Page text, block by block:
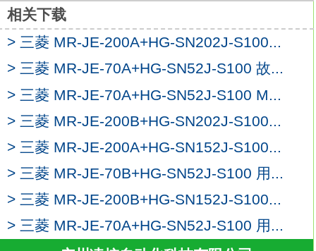
设备HF-SN302J-S100
100个现场，就存在100个不同的驱动控
制。
为尽可能满足多样化、细致的现场需求，
MR-J4产品线配置中，提供丰富的伺服放大
可满足不同客户的不同需求。三菱电机通用
交流伺服放大器MELSERVO-J3系列三菱
HF-SN302J-S100。
接口类型：SSCNETⅢ光纤通讯型。
电源规格：三相AC200V。
通过采用运动控制器和伺服放大器之间快高
相关下载
> 三菱 MR-JE-200A+HG-SN202J-S100...
> 三菱 MR-JE-70A+HG-SN52J-S100 故...
> 三菱 MR-JE-70A+HG-SN52J-S100 M...
> 三菱 MR-JE-200B+HG-SN202J-S100...
> 三菱 MR-JE-200A+HG-SN152J-S100...
> 三菱 MR-JE-70B+HG-SN52J-S100 用...
> 三菱 MR-JE-200B+HG-SN152J-S100...
> 三菱 MR-JE-70A+HG-SN52J-S100 用...